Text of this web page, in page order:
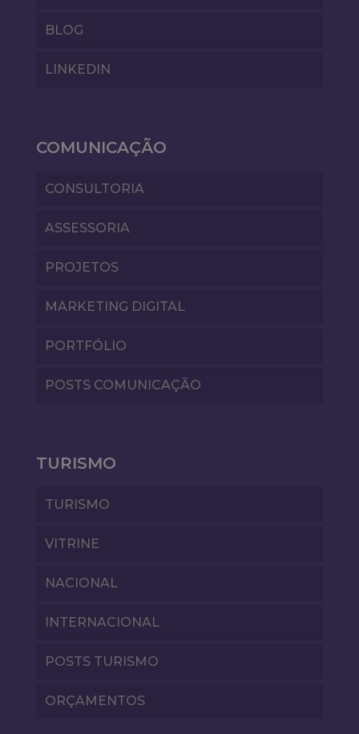
BLOG
LINKEDIN
COMUNICAÇÃO
CONSULTORIA
ASSESSORIA
PROJETOS
MARKETING DIGITAL
PORTFÓLIO
POSTS COMUNICAÇÃO
TURISMO
TURISMO
VITRINE
NACIONAL
INTERNACIONAL
POSTS TURISMO
ORÇAMENTOS